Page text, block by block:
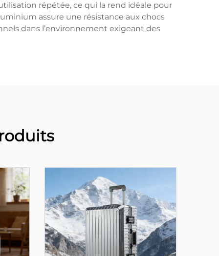
répétée, ce qui la rend idéale pour
assure une résistance aux chocs
dans l’environnement exigeant des